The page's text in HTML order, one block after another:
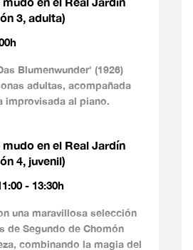
3, adulta)
Blumenwunder' (1926)
adultas, acompañada
improvisada al piano.
en el Real Jardín
4, juvenil)
- 13:30h
una maravillosa selección
de Segundo de Chomón
combinando la magia del